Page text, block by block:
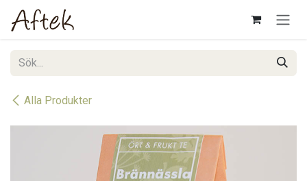
Hoppa till innehåll
Alla Produkter